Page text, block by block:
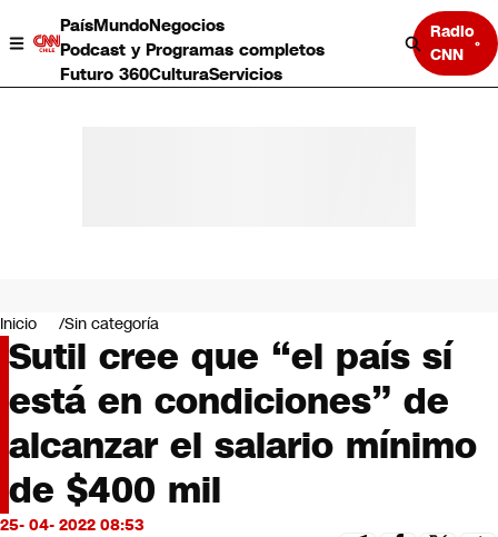
PaísMundoNegocios
Podcast y Programas completos
Futuro 360CulturaServicios
Radio
CNN
Negocios
Deportes
Programas completos
Cultura
Servicios
Bits
CNN Data
CNN tiempo
Futuro 360
Inicio Sin categoría
Sutil cree que “el país sí
está en condiciones” de
alcanzar el salario mínimo
de $400 mil
25- 04- 2022 08:53